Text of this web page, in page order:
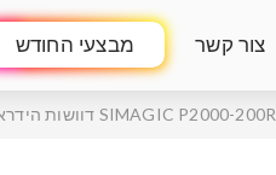
צור קשר מבצעי החודש
SIMAGIC P2000-200R דוושות הידראוליות